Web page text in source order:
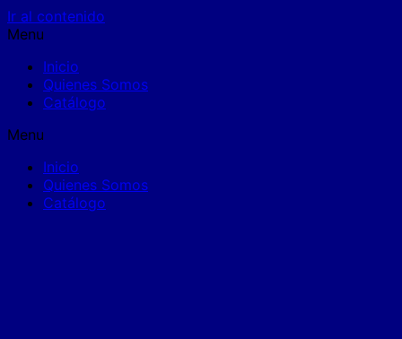
Ir al contenido
Menu
Inicio
Quienes Somos
Catálogo
Menu
Inicio
Quienes Somos
Catálogo